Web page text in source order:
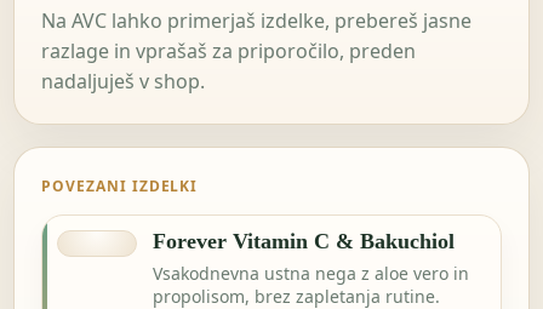
Na AVC lahko primerjaš izdelke, prebereš jasne
razlage in vprašaš za priporočilo, preden
nadaljuješ v shop.
POVEZANI IZDELKI
Forever Vitamin C & Bakuchiol
Vsakodnevna ustna nega z aloe vero in
propolisom, brez zapletanja rutine.